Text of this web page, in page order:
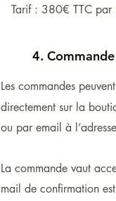
Tarif : 380€ TTC par
4.
Les commandes
directement sur la
ou par email à
La commande vaut
mail de confirmation